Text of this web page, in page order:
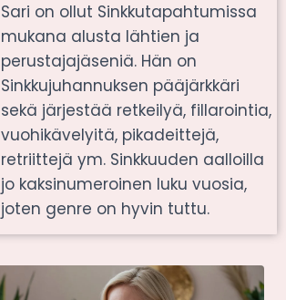
Sari on ollut Sinkkutapahtumissa
mukana alusta lähtien ja
perustajajäseniä. Hän on
Sinkkujuhannuksen pääjärkkäri
sekä järjestää retkeilyä, fillarointia,
vuohikävelyitä, pikadeittejä,
retriittejä ym. Sinkkuuden aalloilla
jo kaksinumeroinen luku vuosia,
joten genre on hyvin tuttu.